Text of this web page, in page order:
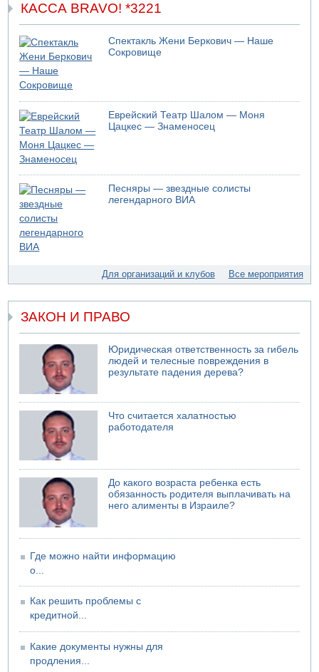
КАССА BRAVO! *3221
Спектакль Жени Беркович — Наше
Сокровище
Еврейский Театр Шалом — Моня
Цацкес — Знаменосец
Песняры — звездные солисты
легендарного ВИА
Для организаций и клубов Все мероприятия
ЗАКОН И ПРАВО
Юридическая ответственность за гибель
людей и телесные повреждения в
результате падения дерева?
Что считается халатностью
работодателя
До какого возраста ребенка есть
обязанность родителя выплачивать на
него алименты в Израиле?
Где можно найти информацию
о...
Как решить проблемы с
кредитной...
Какие документы нужны для
продления...